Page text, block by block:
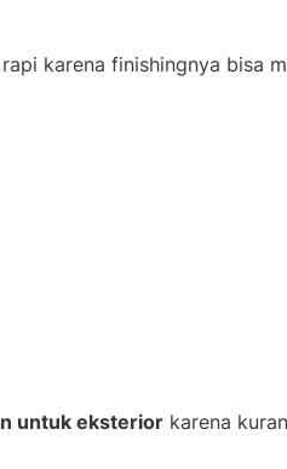
karena finishingnya bisa
untuk eksterior karena